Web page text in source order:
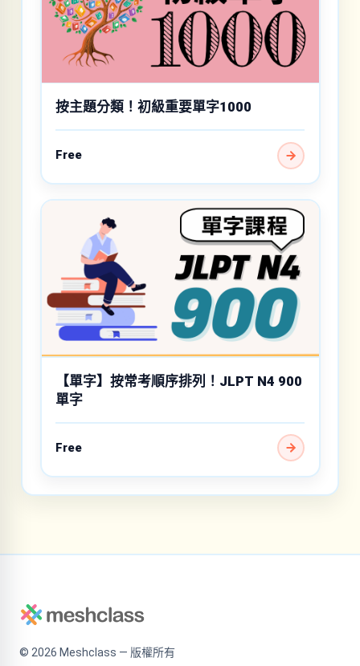
按主題分類！初級重要單字1000
Free
【單字】按常考順序排列！JLPT N4 900
單字
Free
© 2026 Meshclass — 版權所有